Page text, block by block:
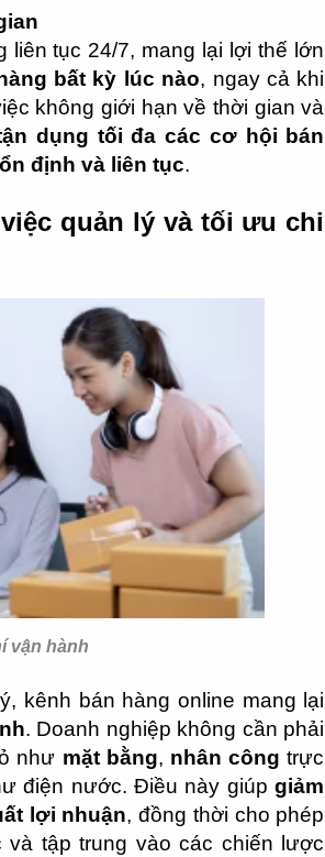
liên tục 24/7, mang lại lợi thế lớn
bất kỳ lúc nào, ngay cả khi
không giới hạn về thời gian và
dụng tối đa các cơ hội bán
định và liên tục.
quản lý và tối ưu chi
vận hành
kênh bán hàng online mang lại
. Doanh nghiệp không cần phải
như mặt bằng, nhân công trực
điện nước. Điều này giúpgiảm
lợi nhuận, đồng thời cho phép
và tập trung vào các chiến lược